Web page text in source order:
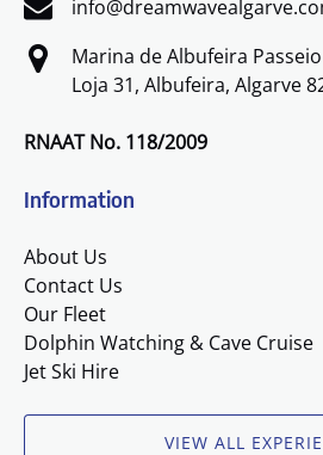
Marina de Albufeira
Loja 31, Albufeira, Algarve
RNAAT No. 118/2009
Information
About Us
Contact Us
Our Fleet
Dolphin Watching & Cave Cruise
Jet Ski Hire
VIEW ALL